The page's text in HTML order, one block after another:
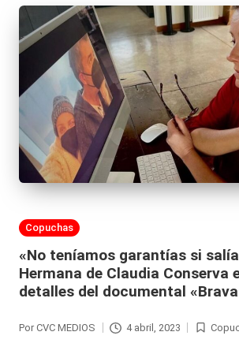
Publicada
Copuchas
«No teníamos garantías si
Hermana de Claudia Conserva
detalles del documental
Por CVC MEDIOS 4 abril, 2023
Publicada